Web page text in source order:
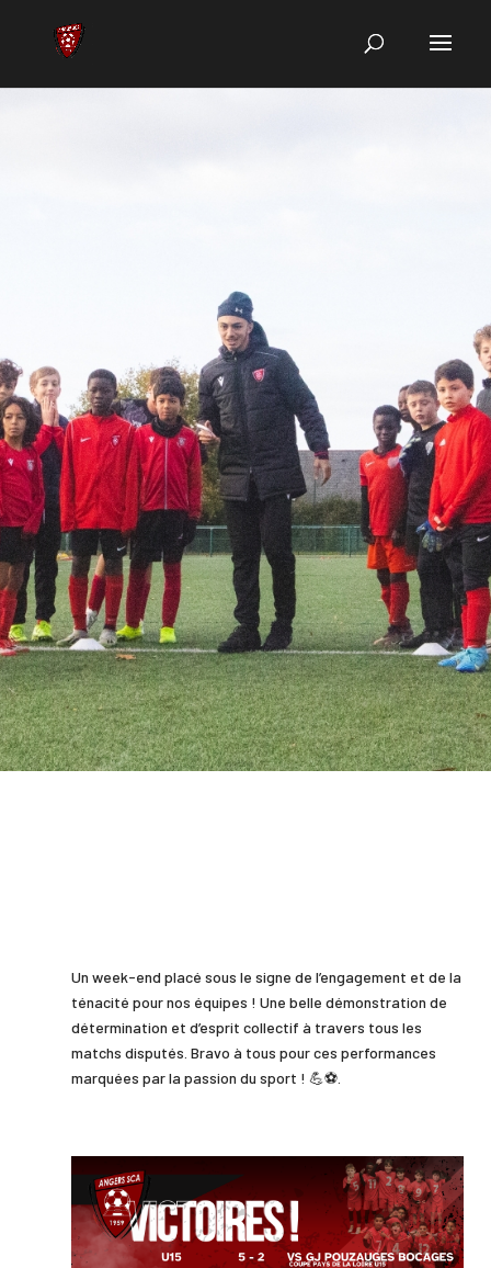
Un week-end placé sous le signe de l’engagement et de la
ténacité pour nos équipes ! Une belle démonstration de
détermination et d’esprit collectif à travers tous les
matchs disputés. Bravo à tous pour ces performances
marquées par la passion du sport ! 💪⚽.